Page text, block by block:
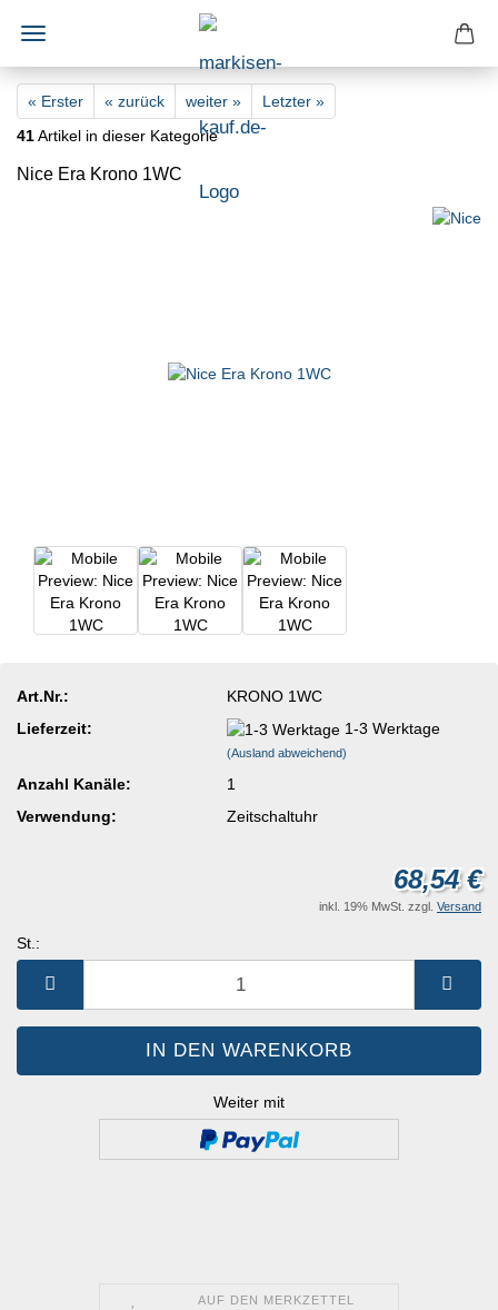
« Erster « zurück weiter »
Letzter »
41Artikel in dieser Kategorie
Nice Era Krono 1WC
Art.Nr.:
KRONO 1WC
Lieferzeit:
1-3 Werktage
(Ausland abweichend)
Anzahl Kanäle:
1
Verwendung:
Zeitschaltuhr
68,54 €
inkl. 19% MwSt. zzgl. Versand
St.:
Weiter mit
AUF DEN MERKZETTEL